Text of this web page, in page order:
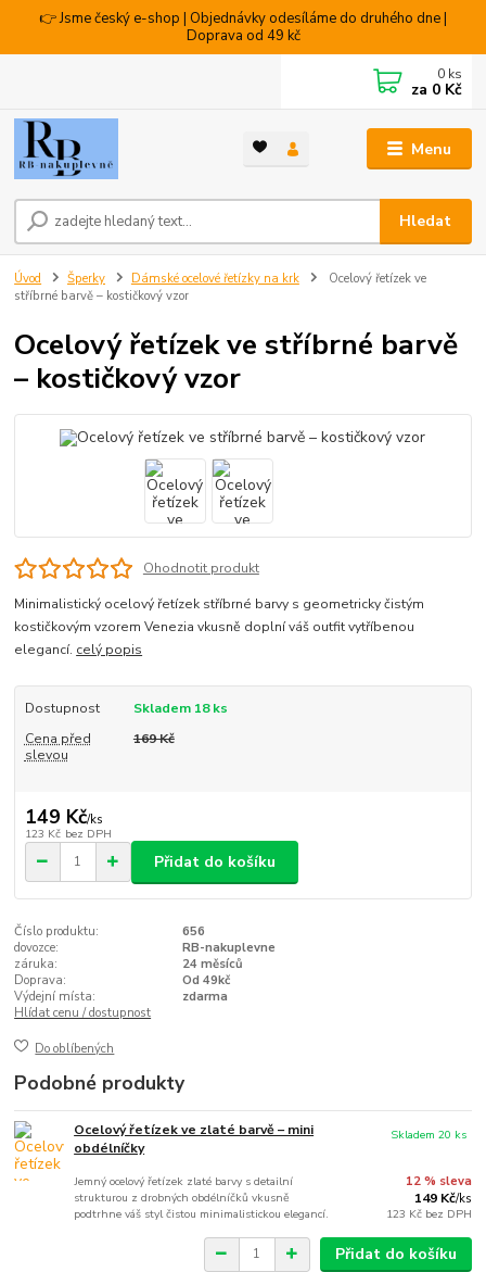
👉 Jsme český e-shop | Objednávky odesíláme do druhého dne |
Doprava od 49 kč
Menu
Hledat
0 ks
za 0 Kč
Úvod Šperky Dámské ocelové řetízky na krk
Ocelový řetízek ve
stříbrné barvě – kostičkový vzor
Ocelový řetízek ve stříbrné barvě
– kostičkový vzor
Ohodnotit produkt
Minimalistický ocelový řetízek stříbrné barvy s geometricky čistým
kostičkovým vzorem Venezia vkusně doplní váš outfit vytříbenou
elegancí. celý popis
Dostupnost
Skladem 18 ks
Cena před
slevou
169 Kč
149 Kč/ks
123 Kč bez DPH
Přidat do košíku
Číslo produktu:
656
dovozce:
RB-nakuplevne
záruka:
24 měsíců
Doprava:
Od 49kč
Výdejní místa:
zdarma
Hlídat cenu / dostupnost
Do oblíbených
Podobné produkty
Ocelový řetízek ve zlaté barvě – mini
obdélníčky
Jemný ocelový řetízek zlaté barvy s detailní
strukturou z drobných obdélníčků vkusně
podtrhne váš styl čistou minimalistickou elegancí.
12 % sleva
149 Kč/ks
123 Kč bez DPH
Skladem 20 ks
Přidat do košíku